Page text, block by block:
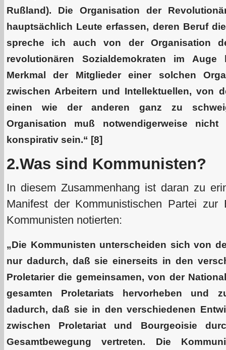
Rußland). Die Organisation der
hauptsächlich Leute erfassen, deren Beruf
spreche ich auch von der Organisation
revolutionären Sozialdemokraten im
Merkmal der Mitglieder einer solchen
zwischen Arbeitern und Intellektuellen, von
einen wie der anderen ganz zu
Organisation muß notwendigerweise
konspirativ sein.“ [8]
2.Was sind Kommunisten?
In diesem Zusammenhang ist daran zu
Manifest der Kommunistischen Partei zur
Kommunisten notierten:
„Die Kommunisten unterscheiden sich von
nur dadurch, daß sie einerseits in den
Proletarier die gemeinsamen, von der
gesamten Proletariats hervorheben und
dadurch, daß sie in den verschiedenen
zwischen Proletariat und Bourgeoisie
Gesamtbewegung vertreten. Die